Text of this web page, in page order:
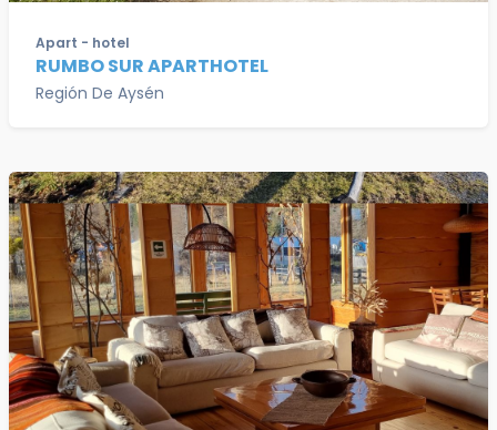
Apart - hotel
RUMBO SUR APARTHOTEL
Región De Aysén